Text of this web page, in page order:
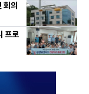
회의
프로